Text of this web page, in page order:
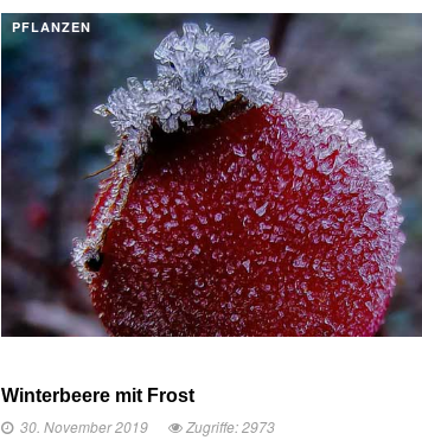
PFLANZEN
Winterbeere mit Frost
30. November 2019
Zugriffe: 2973